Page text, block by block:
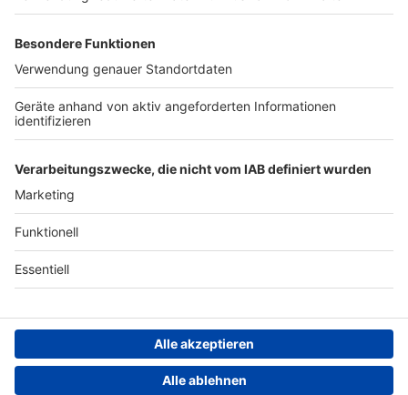
Werben
Archiv
ANTENNE BAYERN GROUP
Stiftung ANTENNE BAYERN
hilft
Teilnahmebedingungen
Grounding Page ANTENNE
BAYERN
Datenschutz­erklärung
einstellungen
Persönliche Datenkontrolle